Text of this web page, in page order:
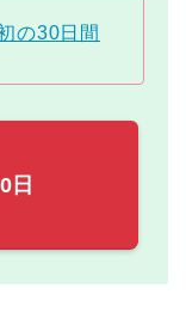
の30日間
日